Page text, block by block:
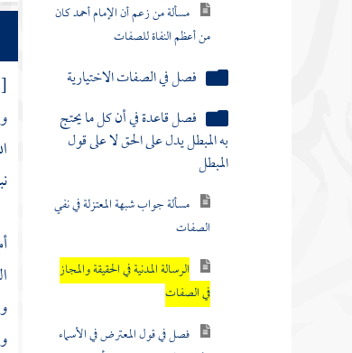
مسألة من زعم أن الإمام أحمد كان
من أعظم النفاة للصفات
فصل في الصفات الاختيارية
فصل قاعدة في أن كل ما يحتج
به المبطل يدل على الحق لا على قول
المبطل
مسألة جواب شبهة المعتزلة في نفي
الصفات
الرسالة المدنية في الحقيقة والمجاز
في الصفات
فصل في قول المعترض في الأسماء
[